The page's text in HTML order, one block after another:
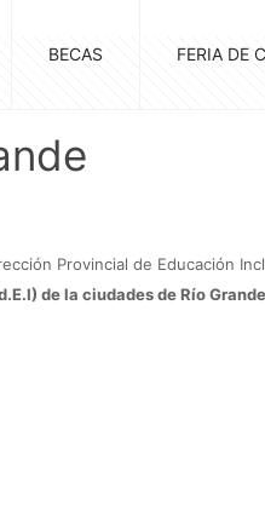
BECAS FERIA DE
Provincial de Educación
de la ciudades de Río